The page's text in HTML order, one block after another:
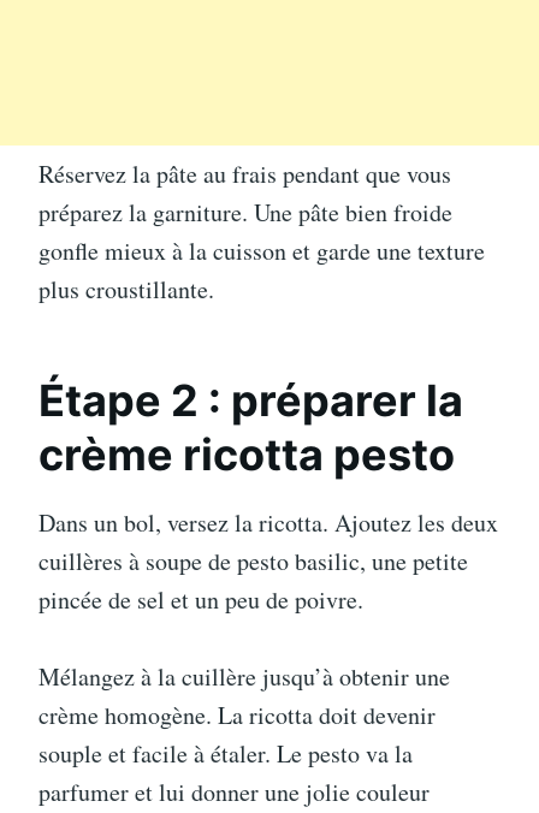
Réservez la pâte au frais pendant que vous
préparez la garniture. Une pâte bien froide
gonfle mieux à la cuisson et garde une texture
plus croustillante.
Étape 2 : préparer la
crème ricotta pesto
Dans un bol, versez la ricotta. Ajoutez les deux
cuillères à soupe de pesto basilic, une petite
pincée de sel et un peu de poivre.
Mélangez à la cuillère jusqu’à obtenir une
crème homogène. La ricotta doit devenir
souple et facile à étaler. Le pesto va la
parfumer et lui donner une jolie couleur